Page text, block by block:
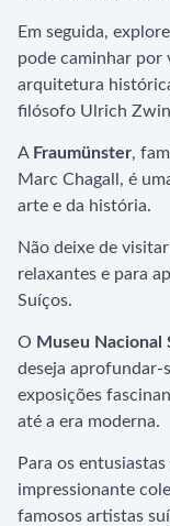
Em seguida,
pode caminhar por
arquitetura
filósofo Ulrich
A Fraumünster,
Marc Chagall, é
arte e da história.
Não deixe de
relaxantes e para
Suíços.
O Museu Nacional
deseja aprofundar-
exposições
até a era moderna.
Para os
impressionante
famosos artistas